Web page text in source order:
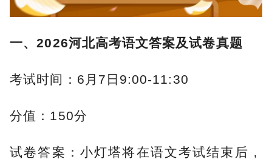
一、2026河北高考语文答案及试卷真题
考试时间：6月7日9:00-11:30
分值：150分
试卷答案：小灯塔将在语文考试结束后，